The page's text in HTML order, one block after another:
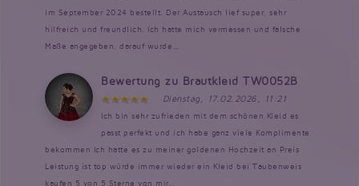
im September 2024 bestellt. Der Austausch lief super, sehr
hilfreich und freundlich. Ich hatte mich vermessen und falsche
Maße angegeben, darauf wurde...
Bewertung zu Brautkleid TW0052B
Dienstag, 17.02.2026, 11:21
Ich bin sehr zufrieden mit dem schönen Kleid es
passt perfekt und ich habe ganz viele Komplimente
bekommen Ich hatte es zu meiner goldenen Hochzeit an Preis
Leistung ist top würde immer wieder ein Kleid bei Taubenweis
kaufen 5 von 5 Sterne von mir...